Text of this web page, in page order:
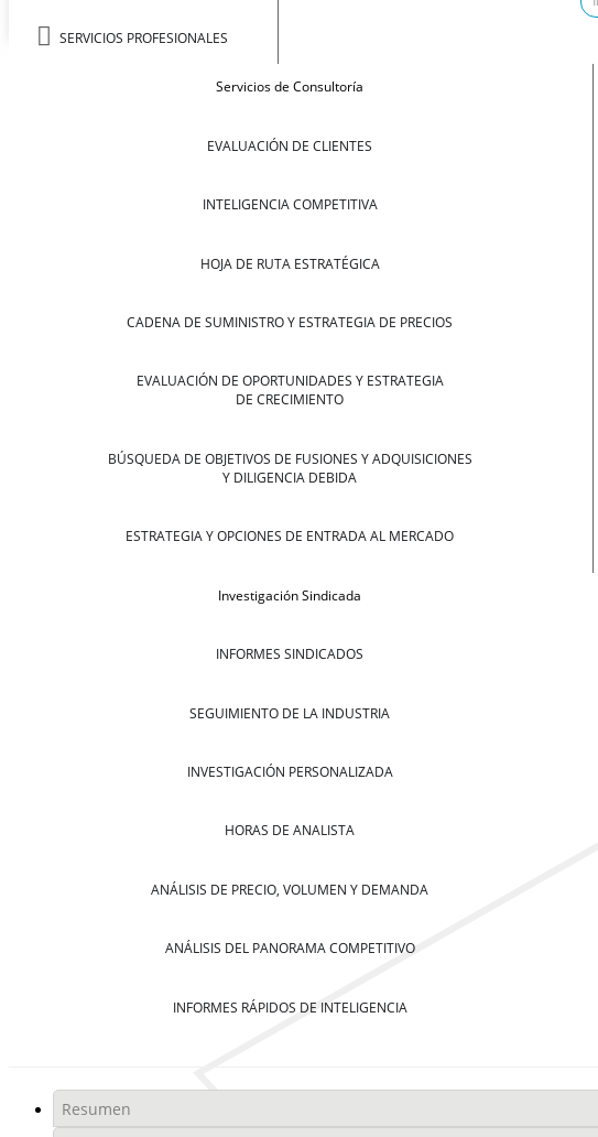
SERVICIOS PROFESIONALES
Servicios de Consultoría
EVALUACIÓN DE CLIENTES
INTELIGENCIA COMPETITIVA
HOJA DE RUTA ESTRATÉGICA
CADENA DE SUMINISTRO Y ESTRATEGIA DE PRECIOS
EVALUACIÓN DE OPORTUNIDADES Y ESTRATEGIA
DE CRECIMIENTO
BÚSQUEDA DE OBJETIVOS DE FUSIONES Y ADQUISICIONES
Y DILIGENCIA DEBIDA
ESTRATEGIA Y OPCIONES DE ENTRADA AL MERCADO
Investigación Sindicada
INFORMES SINDICADOS
SEGUIMIENTO DE LA INDUSTRIA
INVESTIGACIÓN PERSONALIZADA
HORAS DE ANALISTA
ANÁLISIS DE PRECIO, VOLUMEN Y DEMANDA
ANÁLISIS DEL PANORAMA COMPETITIVO
INFORMES RÁPIDOS DE INTELIGENCIA
Resumen